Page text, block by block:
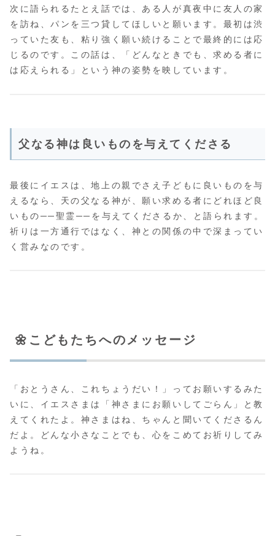
次に語られるたとえ話では、ある人が真夜中に友人の家
を訪ね、パンを三つ貸してほしいと願います。最初は渋
っていた友も、粘り強く願い続けることで最終的には応
じるのです。この話は、「どんなときでも、求める者に
は応えられる」という神の姿勢を映しています。
父なる神は良いものを与えてくださる
最後にイエスは、地上の親でさえ子どもに良いものを与
えるなら、天の父なる神が、願い求める者にどれほど良
いもの──聖霊──を与えてくださるか、と語られます。
祈りは一方通行ではなく、神との関係の中で深まってい
く営みなのです。
🌼こどもたちへのメッセージ
「おとうさん、これちょうだい！」ってお願いするみた
いに、イエスさまは「神さまにお願いしてごらん」と教
えてくれたよ。神さまはね、ちゃんと聞いてくださるん
だよ。どんな小さなことでも、心をこめてお祈りしてみ
ようね。